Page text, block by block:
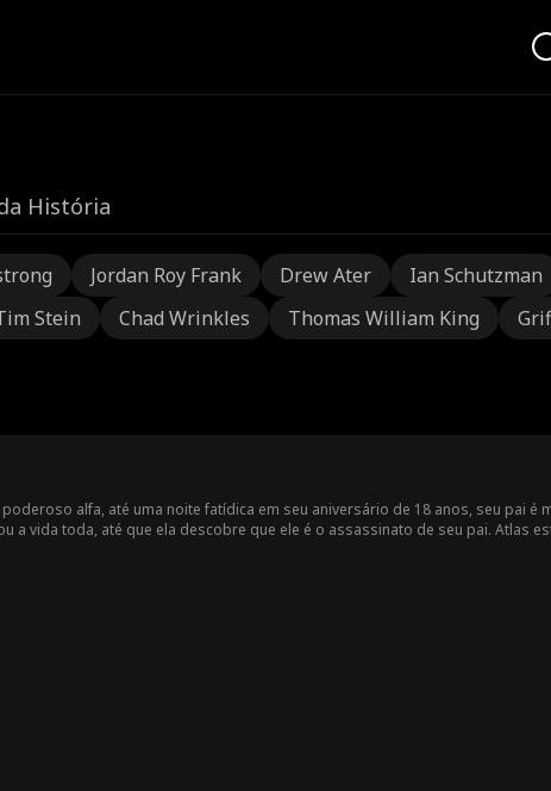
História
Jordan Roy Frank Drew Ater Ian Schutzman
Stein Chad Wrinkles Thomas William King
alfa, até uma noite fatídica em seu aniversário de 18 anos, seu pai é
a vida toda, até que ela descobre que ele é o assassinato de seu pai. Atlas